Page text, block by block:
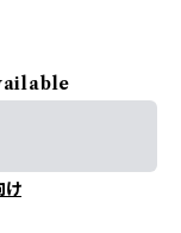
け